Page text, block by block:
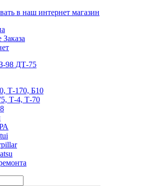
в наш интернет магазин
Т-170, Б10
Т-4, Т-70